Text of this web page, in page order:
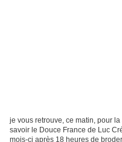
je vous retrouve, ce matin, pour
savoir le Douce France de Luc
mois-ci après 18 heures de